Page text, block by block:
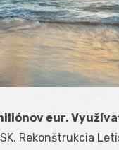
eur.
Rekonštrukcia